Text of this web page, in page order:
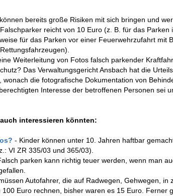
bereits große Risiken mit sich bringen und
reicht von 10 Euro (z. B. für das Parken
für das Parken vor einer Feuerwehrzufahrt mit
Weiterleitung von Fotos falsch parkender
Das Verwaltungsgericht Ansbach hat die
die fotografische Dokumentation von
Interesse der betroffenen Personen sei
interessieren könnten:
- Kinder können unter 10. Jahren haftbar
VI ZR 335/03 und 365/03).
parken kann richtig teuer werden, wenn man
Autofahrer, die auf Radwegen, Gehwegen, in
Euro rechnen, bisher waren es 15 Euro. Ferner